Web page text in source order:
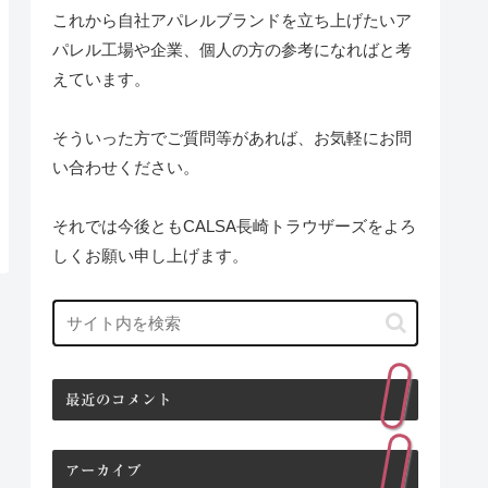
これから自社アパレルブランドを立ち上げたいア
パレル工場や企業、個人の方の参考になればと考
えています。
そういった方でご質問等があれば、お気軽にお問
い合わせください。
それでは今後ともCALSA長崎トラウザーズをよろ
しくお願い申し上げます。
最近のコメント
アーカイブ